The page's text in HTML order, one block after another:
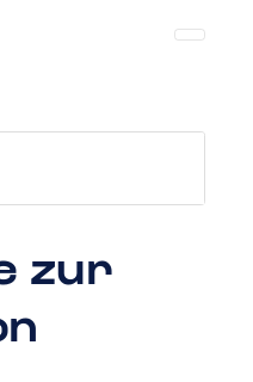
zur